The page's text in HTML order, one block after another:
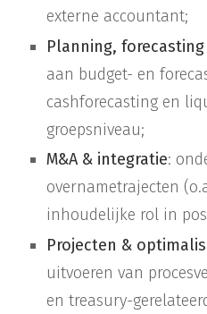
externe accountant;
Planning, forecasting
aan budget- en
cashforecasting en
groepsniveau;
M&A & integratie:
overnametrajecten
inhoudelijke rol in
Projecten &
uitvoeren van
en treasury-